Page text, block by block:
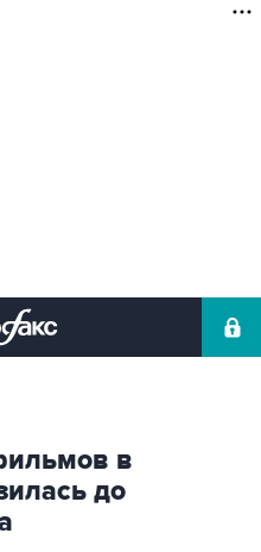
в
до